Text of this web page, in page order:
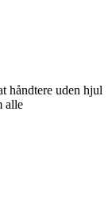
håndtere uden hjul
alle